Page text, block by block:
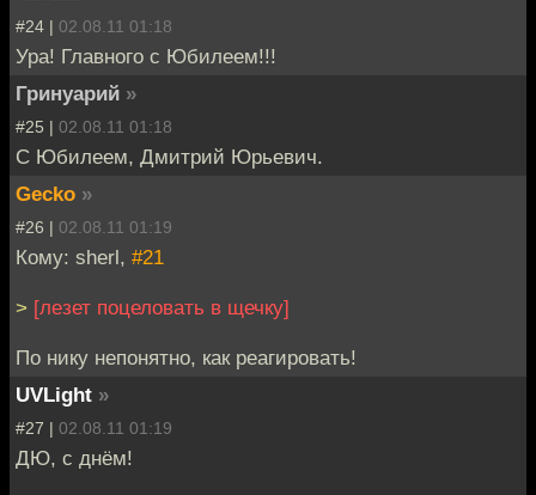
#24 | 02.08.11 01:18
Ура! Главного с Юбилеем!!!
Гринуарий »
#25 | 02.08.11 01:18
С Юбилеем, Дмитрий Юрьевич.
Gecko »
#26 | 02.08.11 01:19
Кому: sherl, #21
> [лезет поцеловать в щечку]
По нику непонятно, как реагировать!
UVLight »
#27 | 02.08.11 01:19
ДЮ, с днём!